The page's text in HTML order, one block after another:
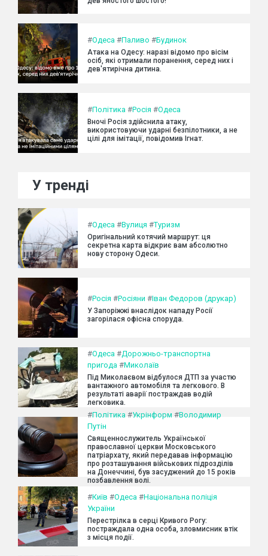
#Одеса #Паливо #Будинок
Атака на Одесу: наразі відомо про вісім
осіб, які отримали поранення, серед них і
дев'ятирічна дитина.
#Політика #Росія #Одеса
Вночі Росія здійснила атаку,
використовуючи ударні безпілотники, а не
цілі для імітації, повідомив Ігнат.
У тренді
#Одеса #Вулиця #Туризм
Оригінальний котячий маршрут: ця
секретна карта відкриє вам абсолютно
нову сторону Одеси.
#Росія #Росіяни #Іван Федоров (друкар)
У Запоріжжі внаслідок нападу Росії
загорілася офісна споруда.
#Одеса #Дорожньо-транспортна
пригода #Миколаїв
Під Миколаєвом відбулося ДТП за участю
вантажного автомобіля та легкового. В
результаті аварії постраждав водій
легковика.
#Політика #Укрінформ #Володимир
Путін
Священнослужитель Української
православної церкви Московського
патріархату, який передавав інформацію
про розташування військових підрозділів
на Донеччині, був засуджений до 15 років
позбавлення волі.
#Київ #Одеса #Національна поліція
України
Перестрілка в серці Кривого Рогу:
постраждала одна особа, зловмисник втік
з місця події.